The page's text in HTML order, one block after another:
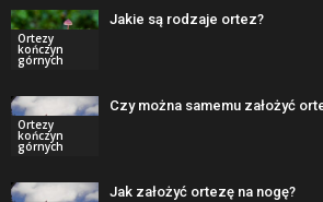
Ortezy
kończyn
górnych
Jakie są rodzaje ortez?
Ortezy
kończyn
górnych
Czy można samemu założyć
Jak założyć ortezę na nogę?